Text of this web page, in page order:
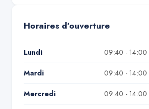
Horaires d'ouverture
Lundi 09:40 -
Mardi 09:40 -
Mercredi 09:40 -